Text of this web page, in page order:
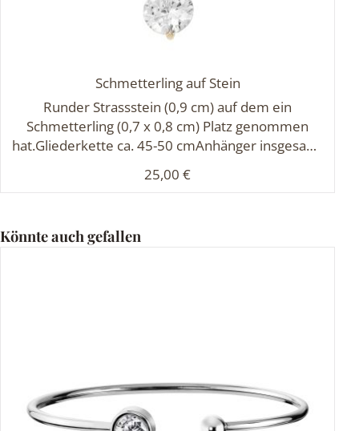
Schmetterling auf Stein
Runder Strassstein (0,9 cm) auf dem ein
Schmetterling (0,7 x 0,8 cm) Platz genommen
hat.Gliederkette ca. 45-50 cmAnhänger insgesamt
Regulärer Preis:
25,00 €
Produktgalerie überspringen
Könnte auch gefallen